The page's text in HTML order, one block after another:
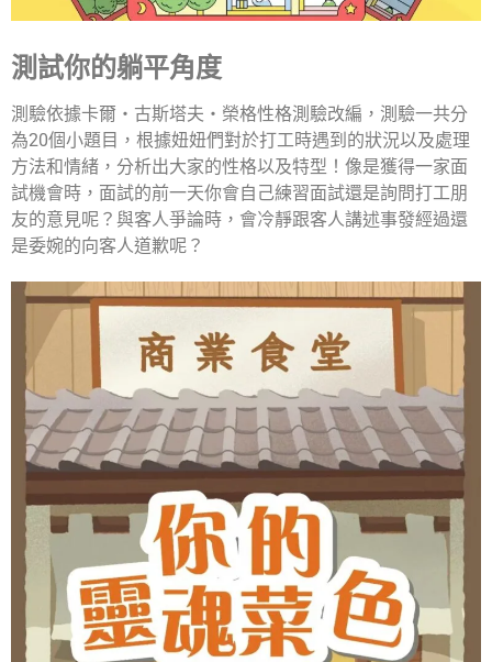
測試你的躺平角度
測驗依據卡爾・古斯塔夫・榮格性格測驗改編，測驗一共分
為20個小題目，根據妞妞們對於打工時遇到的狀況以及處理
方法和情緒，分析出大家的性格以及特型！像是獲得一家面
試機會時，面試的前一天你會自己練習面試還是詢問打工朋
友的意見呢？與客人爭論時，會冷靜跟客人講述事發經過還
是委婉的向客人道歉呢？